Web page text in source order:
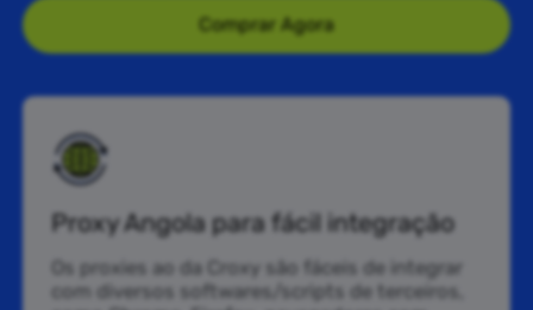
Comprar Agora
Proxy Angola para fácil integração
Os proxies ao da Croxy são fáceis de integrar
com diversos softwares/scripts de terceiros,